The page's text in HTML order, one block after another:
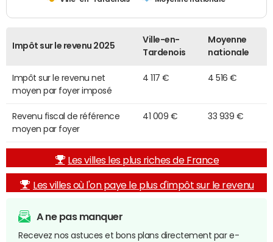
Impôt sur le revenu 2025
Ville-en-
Tardenois
Moyenne
nationale
Impôt sur le revenu net
moyen par foyer imposé
4 117 € 4 516 €
Revenu fiscal de référence
moyen par foyer
41 009 € 33 939 €
Les villes les plus riches de France
Les villes où l'on paye le plus d'impôt sur le revenu
A ne pas manquer
Recevez nos astuces et bons plans directement par e-